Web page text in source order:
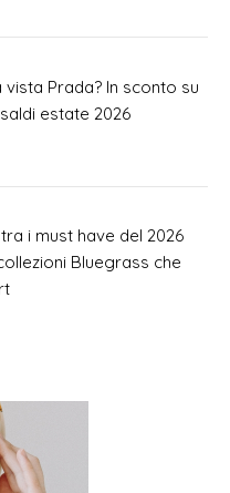
Prada? In sconto su
estate 2026
i must have del 2026
Bluegrass che